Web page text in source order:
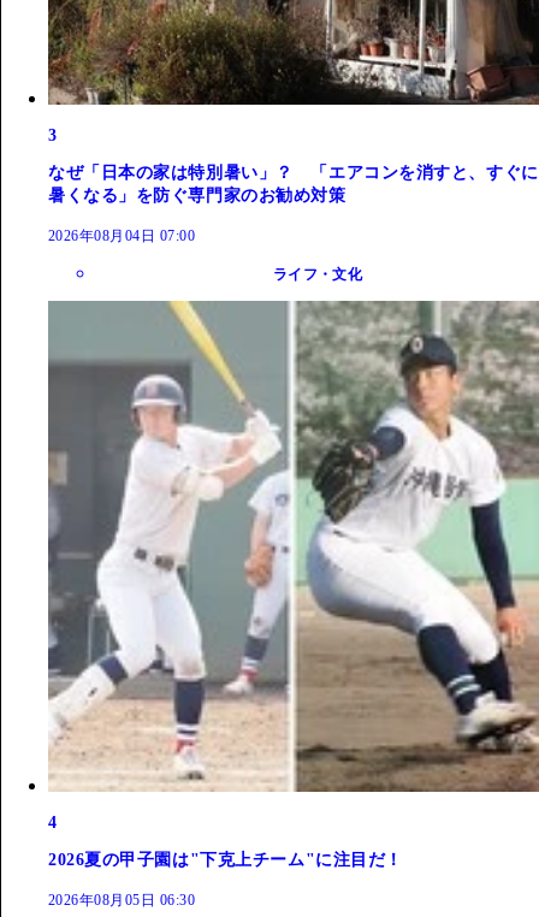
3
なぜ「日本の家は特別暑い」？ 「エアコンを消すと、すぐに
暑くなる」を防ぐ専門家のお勧め対策
2026年08月04日 07:00
ライフ・文化
4
2026夏の甲子園は"下克上チーム"に注目だ！
2026年08月05日 06:30